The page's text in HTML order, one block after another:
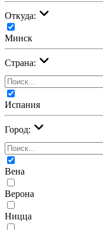
Откуда:
Минск
Страна:
Испания
Город:
Вена
Верона
Ницца